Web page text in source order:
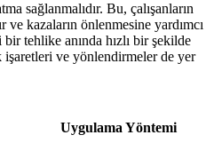
sağlanmalıdır. Bu, çalışanların
kazaların önlenmesine yardımcı
bir tehlike anında hızlı bir şekilde
ve yönlendirmeler de yer
Uygulama Yöntemi